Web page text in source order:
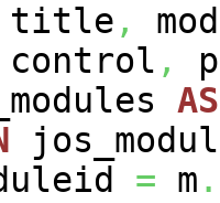
title ,
control ,
AS
= m .